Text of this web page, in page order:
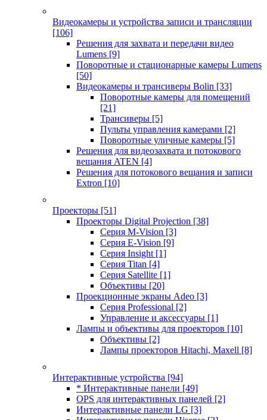
Видеокамеры и устройства записи и трансляции
[106]
Решения для захвата и передачи видео
Lumens [9]
Поворотные и стационарные камеры Lumens
[50]
Видеокамеры и трансиверы Bolin [33]
Поворотные камеры для помещений
[21]
Трансиверы [5]
Пульты управления камерами [2]
Поворотные уличные камеры [5]
Решения для видеозахвата и потокового
вещания ATEN [4]
Решения для потокового вещания и записи
Extron [10]
Проекторы [51]
Проекторы Digital Projection [38]
Серия M-Vision [3]
Серия E-Vision [9]
Серия Insight [1]
Серия Titan [4]
Серия Satellite [1]
Объективы [20]
Проекционные экраны Adeo [3]
Серия Professional [2]
Управление и аксессуары [1]
Лампы и объективы для проекторов [10]
Объективы [2]
Лампы проекторов Hitachi, Maxell [8]
Интерактивные устройства [94]
* Интерактивные панели [49]
OPS для интерактивных панелей [2]
Интерактивные панели LG [3]